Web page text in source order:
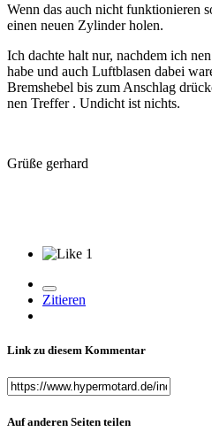
Wenn das auch nicht funktionieren
einen neuen Zylinder holen.
Ich dachte halt nur, nachdem ich
habe und auch Luftblasen dabei
Bremshebel bis zum Anschlag
nen Treffer . Undicht ist nichts.
Grüße gerhard
1
Zitieren
Link zu diesem Kommentar
Auf anderen Seiten teilen